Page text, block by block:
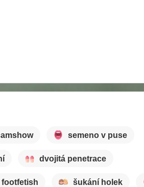
semeno v puse
dvojitá penetrace
footfetish šukání holek